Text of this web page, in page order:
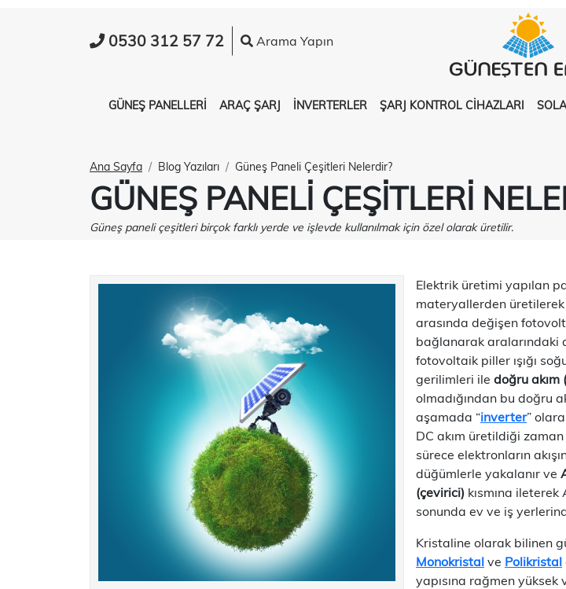
0530 312 57 72 Arama Yapın
GÜNEŞ PANELLERİ ARAÇ ŞARJ İNVERTERLER ŞARJ KONTROL CİHAZLARI
Ana Sayfa Blog Yazıları Güneş Paneli Çeşitleri Nelerdir?
GÜNEŞ PANELI ÇEŞITLERI
Güneş paneli çeşitleri birçok farklı yerde ve işlevde kullanılmak için özel olarak üretilir.
Elektrik üretimi yapılan
materyallerden üretilerek
arasında değişen
bağlanarak aralarındaki
fotovoltaik piller ışığı
gerilimleri ile doğru akım
olmadığından bu doğru
aşamada “inverter”
DC akım üretildiği
sürece elektronların
düğümlerle yakalanır ve
(çevirici) kısmına
sonunda ev ve iş
Kristaline olarak bilinen
Monokristal ve Polikristal
yapısına rağmen